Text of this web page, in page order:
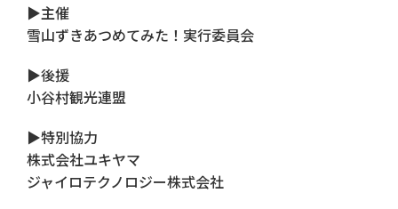
▶主催
雪山ずきあつめてみた！実行委員会
▶︎後援
小谷村観光連盟
▶特別協力
株式会社ユキヤマ
ジャイロテクノロジー株式会社